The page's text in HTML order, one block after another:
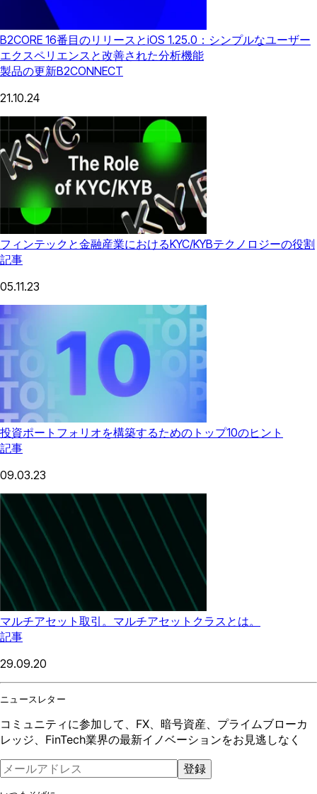
B2CORE 16番目のリリースとiOS 1.25.0：シンプルなユーザー
エクスペリエンスと改善された分析機能
製品の更新B2CONNECT
21.10.24
フィンテックと金融産業におけるKYC/KYBテクノロジーの役割
記事
05.11.23
投資ポートフォリオを構築するためのトップ10のヒント
記事
09.03.23
マルチアセット取引。マルチアセットクラスとは。
記事
29.09.20
ニュースレター
コミュニティに参加して、FX、暗号資産、プライムブローカ
レッジ、FinTech業界の最新イノベーションをお見逃しなく
登録